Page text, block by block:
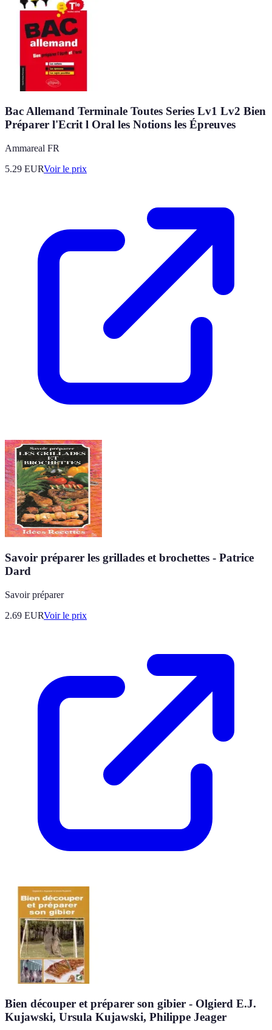
Bac Allemand Terminale Toutes Series Lv1 Lv2 Bien
Préparer l'Ecrit l Oral les Notions les Épreuves
Ammareal FR
5.29 EURVoir le prix
Savoir préparer les grillades et brochettes - Patrice
Dard
Savoir préparer
2.69 EURVoir le prix
Bien découper et préparer son gibier - Olgierd E.J.
Kujawski, Ursula Kujawski, Philippe Jeager